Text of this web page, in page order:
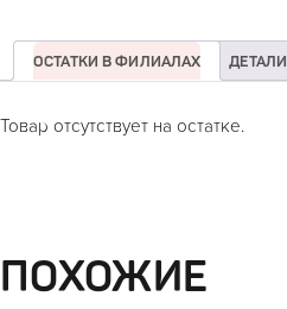
ОСТАТКИ В ФИЛИАЛАХ ДЕТАЛИ
Товар отсутствует на остатке.
ПОХОЖИЕ